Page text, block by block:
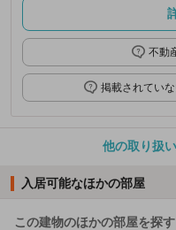
不動
掲載されてい
他の取り扱
入居可能なほかの部屋
この建物のほかの部屋を探す